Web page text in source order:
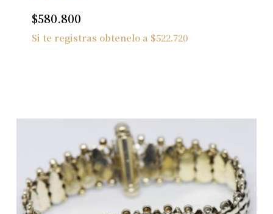
$580.800
Si te registras obtenelo a $522.720